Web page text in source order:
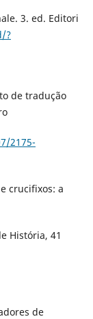
3. ed. Editori
?
de tradução
2175-
crucifixos: a
História, 41
de